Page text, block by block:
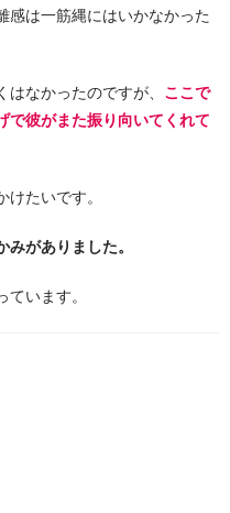
感は一筋縄にはいかなかった
なかったのですが、 ここで
で彼がまた振り向いてくれて
たいです。
みがありました。
います。